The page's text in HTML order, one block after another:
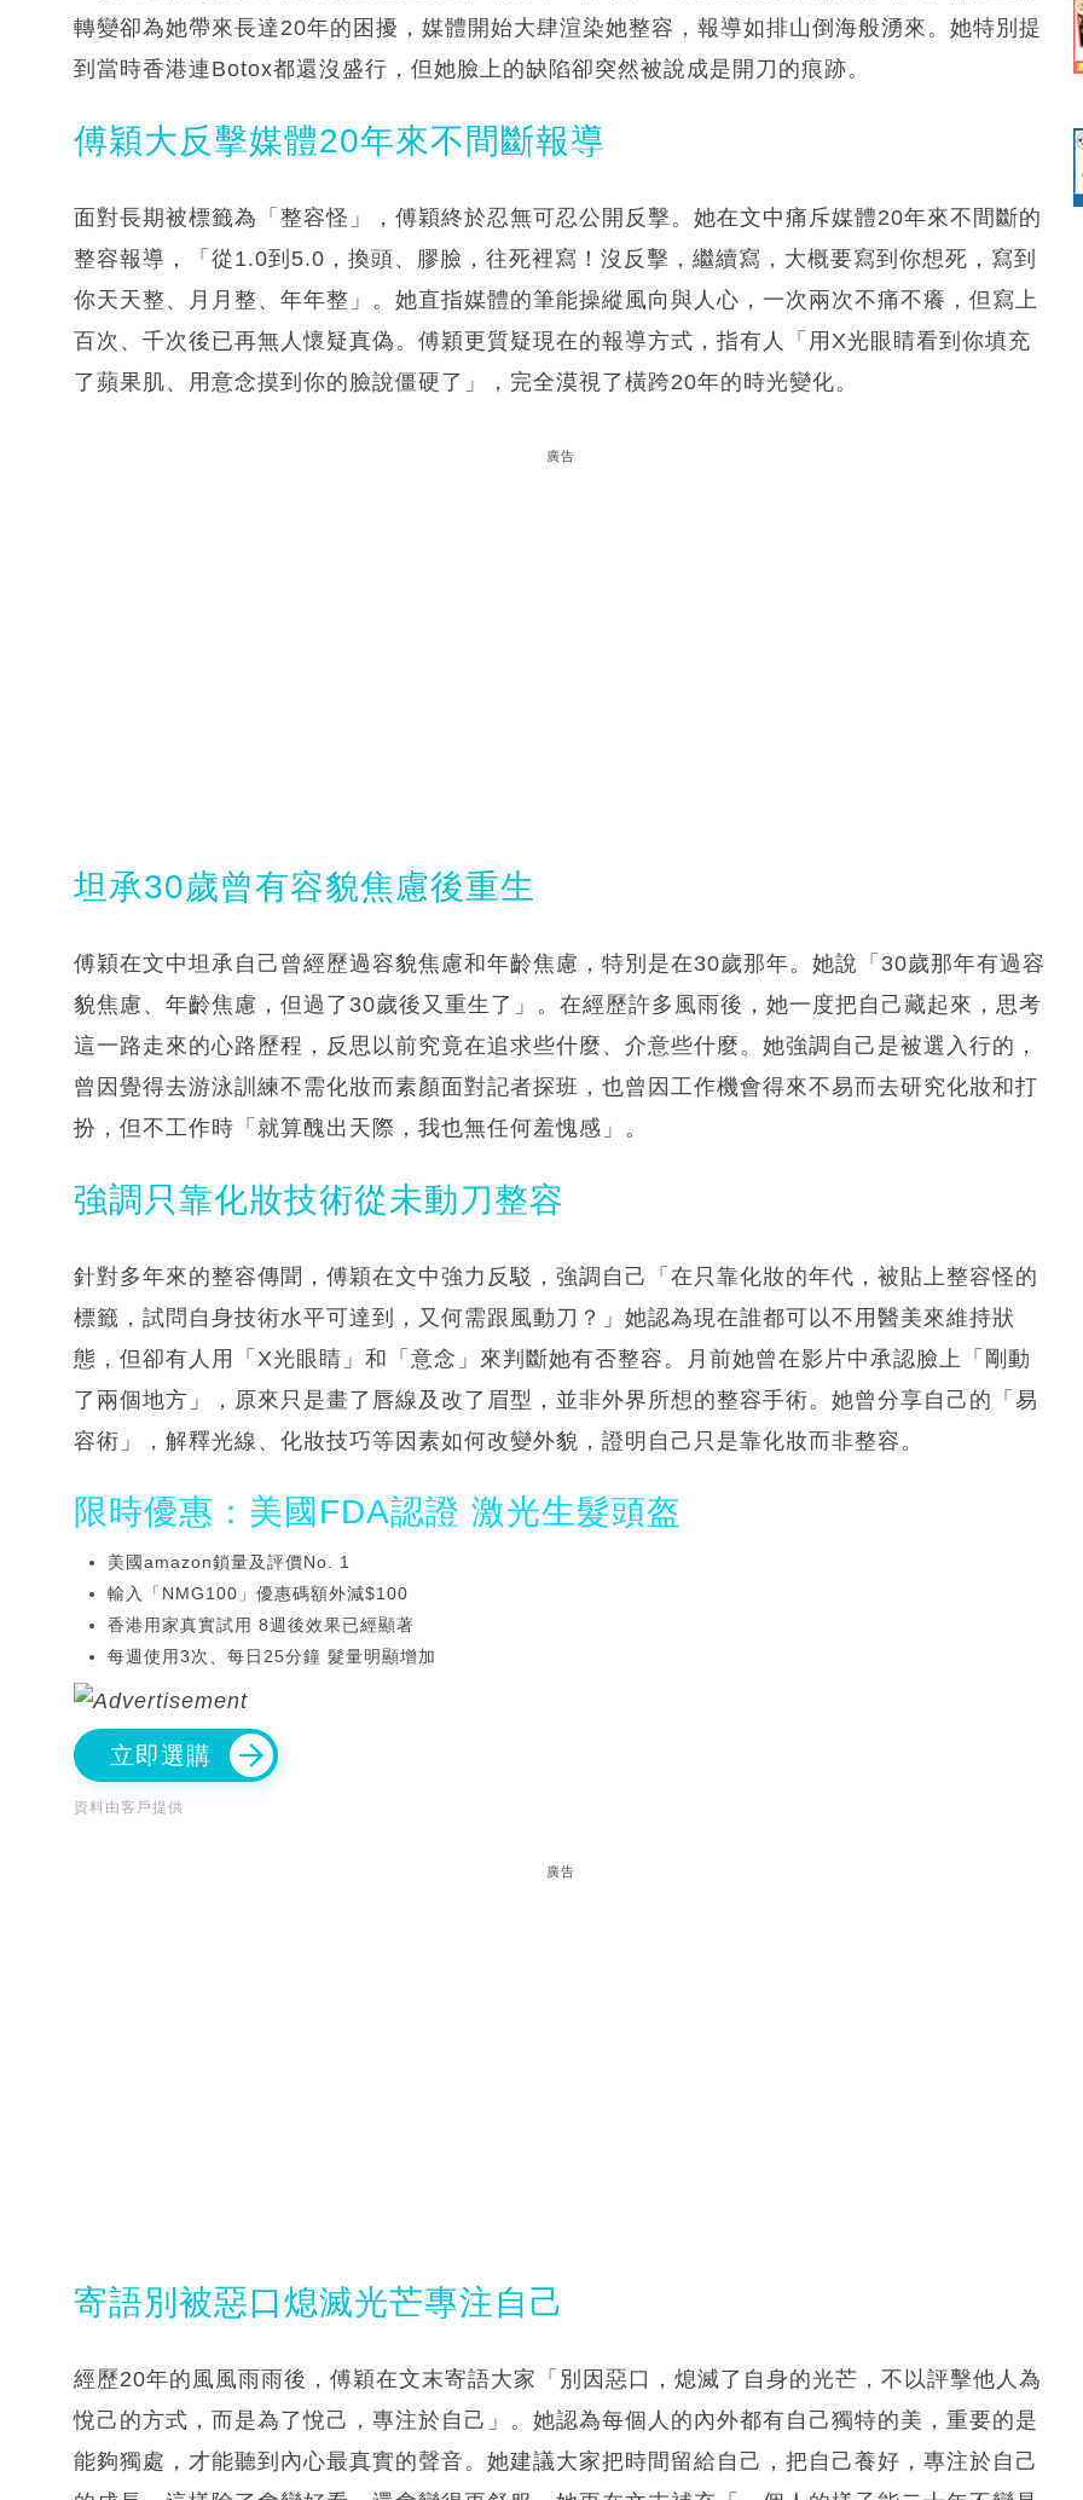
轉變卻為她帶來長達20年的困擾，媒體開始大肆渲染她整容，報導如排山倒海般湧來。她特別提
到當時香港連Botox都還沒盛行，但她臉上的缺陷卻突然被說成是開刀的痕跡。
傅穎大反擊媒體20年來不間斷報導
面對長期被標籤為「整容怪」，傅穎終於忍無可忍公開反擊。她在文中痛斥媒體20年來不間斷的
整容報導，「從1.0到5.0，換頭、膠臉，往死裡寫！沒反擊，繼續寫，大概要寫到你想死，寫到
你天天整、月月整、年年整」。她直指媒體的筆能操縱風向與人心，一次兩次不痛不癢，但寫上
百次、千次後已再無人懷疑真偽。傅穎更質疑現在的報導方式，指有人「用X光眼睛看到你填充
了蘋果肌、用意念摸到你的臉說僵硬了」，完全漠視了橫跨20年的時光變化。
廣告
坦承30歲曾有容貌焦慮後重生
傅穎在文中坦承自己曾經歷過容貌焦慮和年齡焦慮，特別是在30歲那年。她說「30歲那年有過容
貌焦慮、年齡焦慮，但過了30歲後又重生了」。在經歷許多風雨後，她一度把自己藏起來，思考
這一路走來的心路歷程，反思以前究竟在追求些什麼、介意些什麼。她強調自己是被選入行的，
曾因覺得去游泳訓練不需化妝而素顏面對記者探班，也曾因工作機會得來不易而去研究化妝和打
扮，但不工作時「就算醜出天際，我也無任何羞愧感」。
強調只靠化妝技術從未動刀整容
針對多年來的整容傳聞，傅穎在文中強力反駁，強調自己「在只靠化妝的年代，被貼上整容怪的
標籤，試問自身技術水平可達到，又何需跟風動刀？」她認為現在誰都可以不用醫美來維持狀
態，但卻有人用「X光眼睛」和「意念」來判斷她有否整容。月前她曾在影片中承認臉上「剛動
了兩個地方」，原來只是畫了唇線及改了眉型，並非外界所想的整容手術。她曾分享自己的「易
容術」，解釋光線、化妝技巧等因素如何改變外貌，證明自己只是靠化妝而非整容。
限時優惠：美國FDA認證 激光生髮頭盔
美國amazon鎖量及評價No. 1
輸入「NMG100」優惠碼額外減$100
香港用家真實試用 8週後效果已經顯著
每週使用3次、每日25分鐘 髮量明顯增加
立即選購
資料由客戶提供
廣告
寄語別被惡口熄滅光芒專注自己
經歷20年的風風雨雨後，傅穎在文末寄語大家「別因惡口，熄滅了自身的光芒，不以評擊他人為
悅己的方式，而是為了悅己，專注於自己」。她認為每個人的內外都有自己獨特的美，重要的是
能夠獨處，才能聽到內心最真實的聲音。她建議大家把時間留給自己，把自己養好，專注於自己